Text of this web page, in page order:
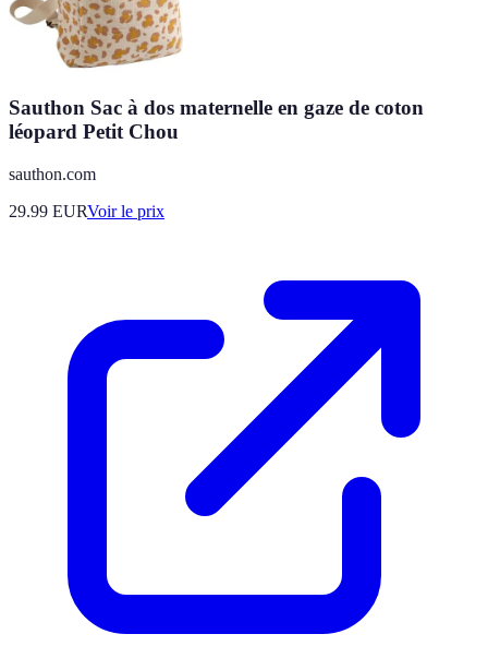
Sauthon Sac à dos maternelle en gaze de coton
léopard Petit Chou
sauthon.com
29.99 EURVoir le prix